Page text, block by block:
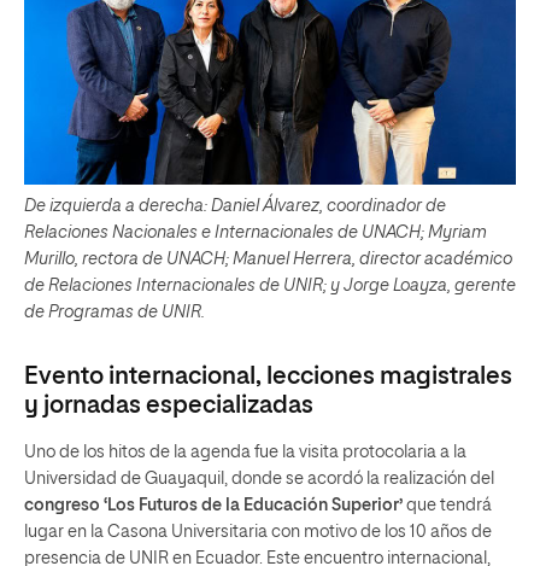
De izquierda a derecha: Daniel Álvarez, coordinador de
Relaciones Nacionales e Internacionales de UNACH; Myriam
Murillo, rectora de UNACH; Manuel Herrera, director académico
de Relaciones Internacionales de UNIR; y Jorge Loayza, gerente
de Programas de UNIR.
Evento internacional, lecciones magistrales
y jornadas especializadas
Uno de los hitos de la agenda fue la visita protocolaria a la
Universidad de Guayaquil, donde se acordó la realización del
congreso ‘Los Futuros de la Educación Superior’ que tendrá
lugar en la Casona Universitaria con motivo de los 10 años de
presencia de UNIR en Ecuador. Este encuentro internacional,